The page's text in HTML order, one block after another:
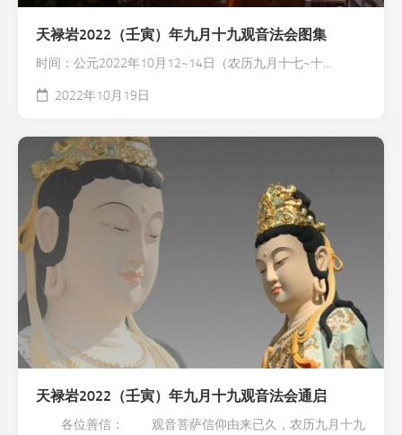
天禄岩2022（壬寅）年九月十九观音法会图集
时间：公元2022年10月12~14日（农历九月十七~十...
2022年10月19日
天禄岩2022（壬寅）年九月十九观音法会通启
各位善信： 观音菩萨信仰由来已久，农历九月十九